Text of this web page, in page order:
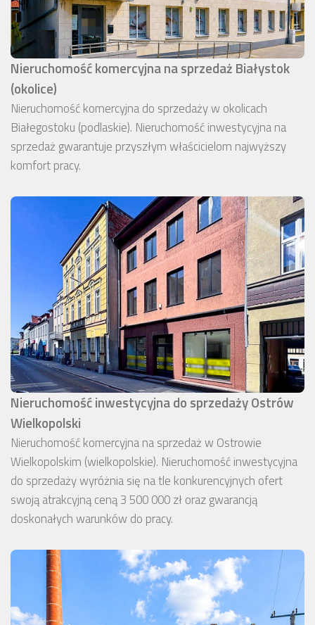
Nieruchomość komercyjna na sprzedaż Białystok
(okolice)
Nieruchomość komercyjna do sprzedaży w okolicach
Białegostoku (podlaskie). Nieruchomość inwestycyjna na
sprzedaż gwarantuje przyszłym właścicielom najwyższy
komfort pracy.
Nieruchomość inwestycyjna do sprzedaży Ostrów
Wielkopolski
Nieruchomość komercyjna na sprzedaż w Ostrowie
Wielkopolskim (wielkopolskie). Nieruchomość inwestycyjna
do sprzedaży wyróżnia się na tle konkurencyjnych ofert
swoją atrakcyjną ceną 3 500 000 zł oraz gwarancją
doskonałych warunków do pracy.